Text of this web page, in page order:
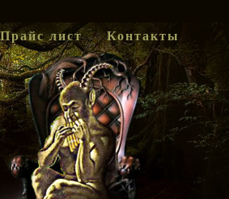
Прайс лист Контакты